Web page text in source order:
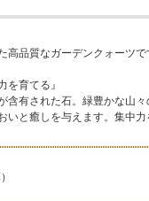
品質なガーデンクォーツで
育てる』
有された石。緑豊かな山々
いと癒しを与えます。集中